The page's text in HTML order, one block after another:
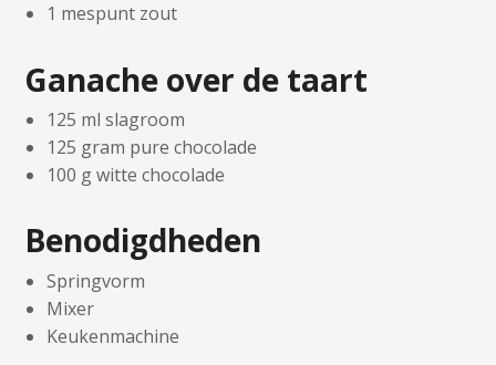
1 mespunt zout
Ganache over de taart
125 ml slagroom
125 gram pure chocolade
100 g witte chocolade
Benodigdheden
Springvorm
Mixer
Keukenmachine